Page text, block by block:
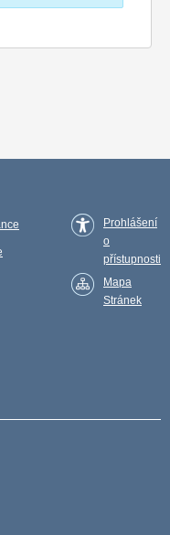
Prohlášení
o
přístupnosti
Mapa
Stránek